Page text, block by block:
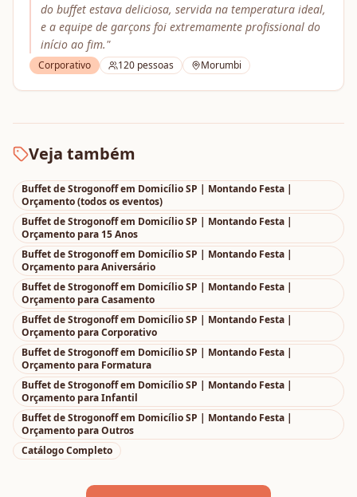
do buffet estava deliciosa, servida na temperatura ideal,
e a equipe de garçons foi extremamente profissional do
início ao fim."
Corporativo 120 pessoas Morumbi
Veja também
Buffet de Strogonoff em Domicílio SP | Montando Festa |
Orçamento(todos os eventos)
Buffet de Strogonoff em Domicílio SP | Montando Festa |
Orçamento para 15 Anos
Buffet de Strogonoff em Domicílio SP | Montando Festa |
Orçamento paraAniversário
Buffet de Strogonoff em Domicílio SP | Montando Festa |
Orçamento paraCasamento
Buffet de Strogonoff em Domicílio SP | Montando Festa |
Orçamento paraCorporativo
Buffet de Strogonoff em Domicílio SP | Montando Festa |
Orçamento para Formatura
Buffet de Strogonoff em Domicílio SP | Montando Festa |
Orçamento paraInfantil
Buffet de Strogonoff em Domicílio SP | Montando Festa |
Orçamento paraOutros
Catálogo Completo